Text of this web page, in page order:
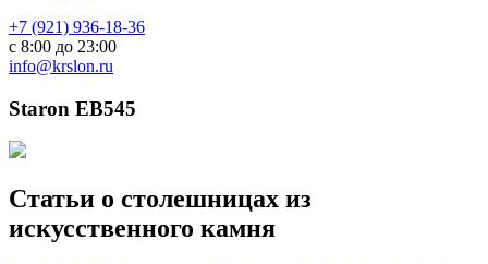
+7 (921) 936-18-36
с 8:00 до 23:00
info@krslon.ru
Staron EB545
Статьи о столешницах из
искусственного камня